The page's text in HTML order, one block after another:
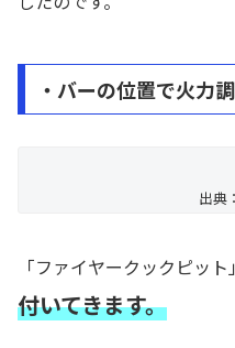
・バーの位置で火力
出典：
「ファイヤークックピット
付いてきます。